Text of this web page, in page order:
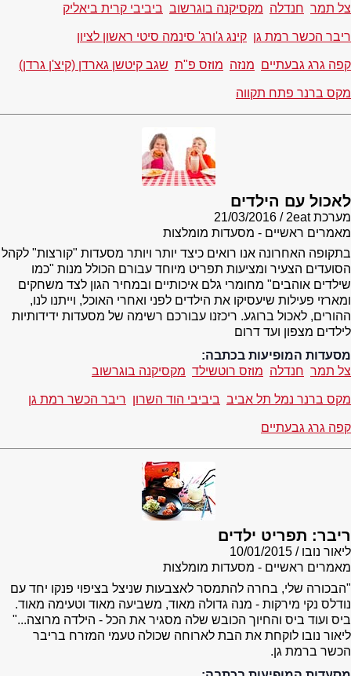
צל תמר חנדלה מקסיקנה בוגרשוב ביביבי קרית ביאליק
ריבר הכשר רמת גן קינג ג'ורג' סינמה סיטי ראשון לציון
קפה גרג גבעתיים מנזה מוזס פ"ת שגב קיטשן גארדן (קיצ'ן גרדן)
מקס ברנר פתח תקווה
לאכול עם הילדים
מערכת 2eat
21/03/2016
מאמרים ראשיים - מסעדות מומלצות
בתקופה האחרונה אנו רואים כיצד יותר ויותר מסעדות "קורצות" לקהל
הסועדים הצעיר ומציעות תפריט מיוחד עבורם הכולל מנות "כמו
שילדים אוהבים" מחומרי גלם איכותיים ובמחיר הגון לצד משחקים
ומארזי פעילות שיעסיקו את הילדים לפני ואחרי האוכל, וייתנו לנו,
ההורים, לאכול ברוגע. ריכזנו עבורכם רשימה של מסעדות ידידותיות
לילדים מצפון ועד דרום
מסעדות המופיעות בכתבה:
צל תמר חנדלה מוזס רוטשילד מקסיקנה בוגרשוב
מקס ברנר נמל תל אביב ביביבי הוד השרון ריבר הכשר רמת גן
קפה גרג גבעתיים
ריבר: תפריט ילדים
ליאור נובו
10/01/2015
מאמרים ראשיים - מסעדות מומלצות
"הבכורה שלי, בחרה להתמסר לאצבעות שניצל בציפוי פנקו יחד עם
נודלס נקי מירקות - מנה גדולה מאוד, משביעה מאוד וטעימה מאוד.
ביס ועוד ביס והחיוך הכובש שלה מסגיר את הכל - הילדה מרוצה..."
ליאור נובו לוקחת את הבת לארוחה שכולה טעמי המזרח בריבר
הכשר ברמת גן.